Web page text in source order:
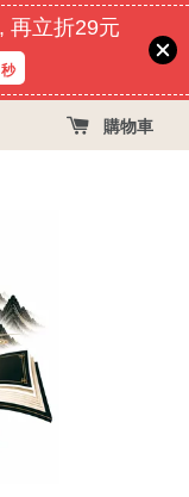
再立折29元
秒
購物車